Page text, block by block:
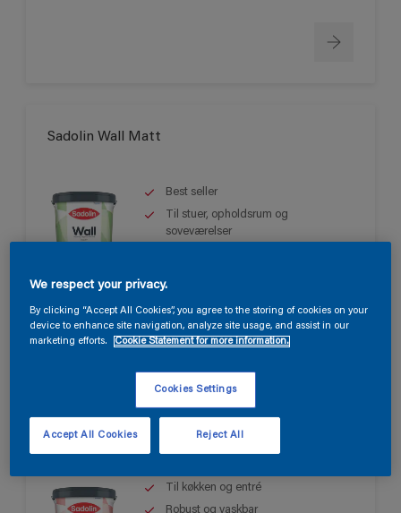
Sadolin Wall Matt
Best seller
Til stuer, opholdsrum og
soveværelser
Kun tilgængelig i butikken
Sadolin Wall Semi Matt
Til køkken og entré
Robust og vaskbar
We respect your privacy.
By clicking “Accept All Cookies”, you agree to the storing of cookies on your
device to enhance site navigation, analyze site usage, and assist in our
marketing efforts.
Cookie Statement for more information.
Cookies Settings
Reject All
Accept All Cookies